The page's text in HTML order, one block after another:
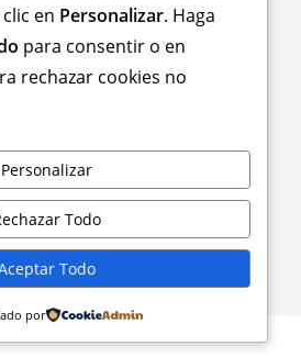
los derechos reservados
en Personalizar. Haga
para consentir o en
rechazar cookies no
Personalizar
Todo
Todo
por